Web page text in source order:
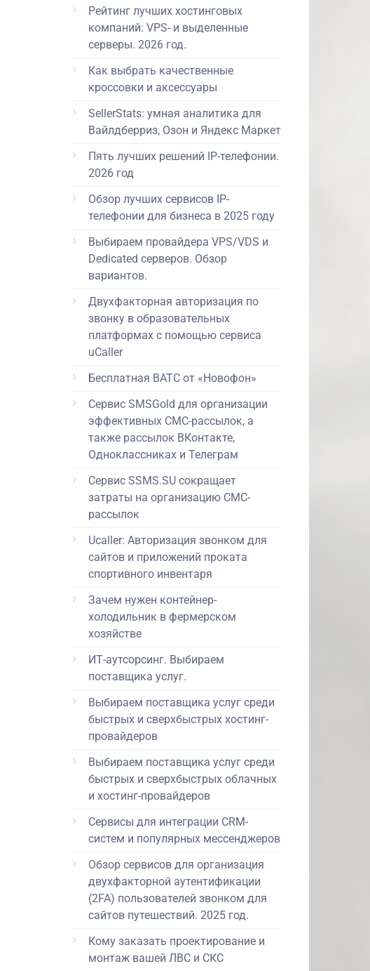
Рейтинг лучших хостинговых
компаний: VPS- и выделенные
серверы. 2026 год.
Как выбрать качественные
кроссовки и аксессуары
SellerStats: умная аналитика для
Вайлдберриз, Озон и Яндекс Маркет
Пять лучших решений IP-телефонии.
2026 год
Обзор лучших сервисов IP-
телефонии для бизнеса в 2025 году
Выбираем провайдера VPS/VDS и
Dedicated серверов. Обзор
вариантов.
Двухфакторная авторизация по
звонку в образовательных
платформах с помощью сервиса
uCaller
Бесплатная ВАТС от «Новофон»
Сервис SMSGold для организации
эффективных СМС-рассылок, а
также рассылок ВКонтакте,
Одноклассниках и Телеграм
Сервис SSMS.SU сокращает
затраты на организацию СМС-
рассылок
Ucaller: Авторизация звонком для
сайтов и приложений проката
спортивного инвентаря
Зачем нужен контейнер-
холодильник в фермерском
хозяйстве
ИТ-аутсорсинг. Выбираем
поставщика услуг.
Выбираем поставщика услуг среди
быстрых и сверхбыстрых хостинг-
провайдеров
Выбираем поставщика услуг среди
быстрых и сверхбыстрых облачных
и хостинг-провайдеров
Сервисы для интеграции CRM-
систем и популярных мессенджеров
Обзор сервисов для организация
двухфакторной аутентификации
(2FA) пользователей звонком для
сайтов путешествий. 2025 год.
Кому заказать проектирование и
монтаж вашей ЛВС и СКС